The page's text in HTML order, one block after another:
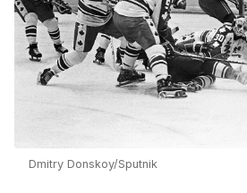
Dmitry Donskoy/Sputnik